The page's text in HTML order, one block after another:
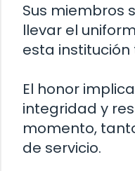
Sus miembros
llevar el
esta
El honor
integridad y
momento,
de servicio.